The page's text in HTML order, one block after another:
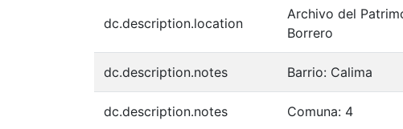
dc.description.location
Archivo del
Borrero
dc.description.notes Barrio: Calima
dc.description.notes Comuna: 4